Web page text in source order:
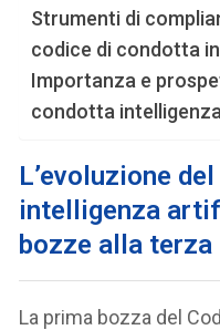
Strumenti di
codice di condotta
Importanza e
condotta
L’evoluzione
intelligenza
bozze alla terza
La prima bozza del